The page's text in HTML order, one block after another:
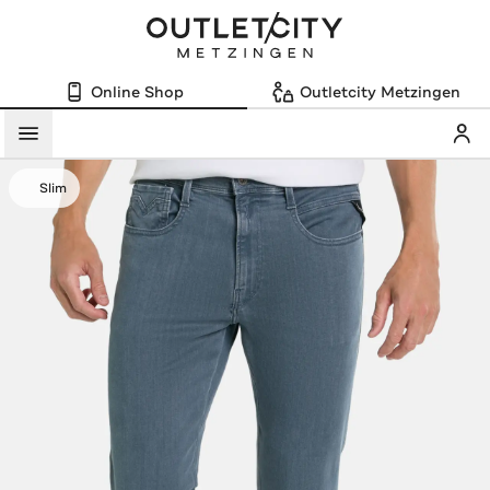
Online Shop Outletcity Metzingen
Menü
Slim